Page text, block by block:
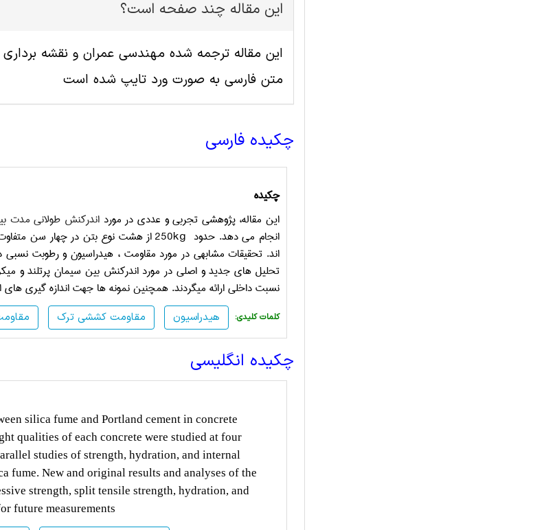
این مقاله چند صفحه است؟
متن فارسی به صورت ورد تایپ شده است
چکیده فارسی
چکیده
این مقاله، پژوهشی تجربی و عددی در مورداندرکنش طولانی مدت
انجام می دهد. حدود 250kg
اند. تحقیقات مشابهی در مورد مقاومت ، هیدراسیون و رطوبت
تحلیل های جدید و اصلی در مورد اندرکنش بین سیمان پرتلند و
نسبت داخلی ارائه میگردند. همچنین نمونه ها جهت اندازه گیری
مقاومت کششی ترک هیدراسیون :کلمات کلیدی
چکیده انگلیسی
silica fume and Portland cement in concrete
qualities of each concrete were studied at four
studies of strength, hydration, and internal
fume. New and original results and analyses of the
strength, split tensile strength, hydration, and
future measurements